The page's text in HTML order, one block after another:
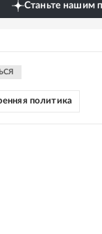
Станьте нашим
политика